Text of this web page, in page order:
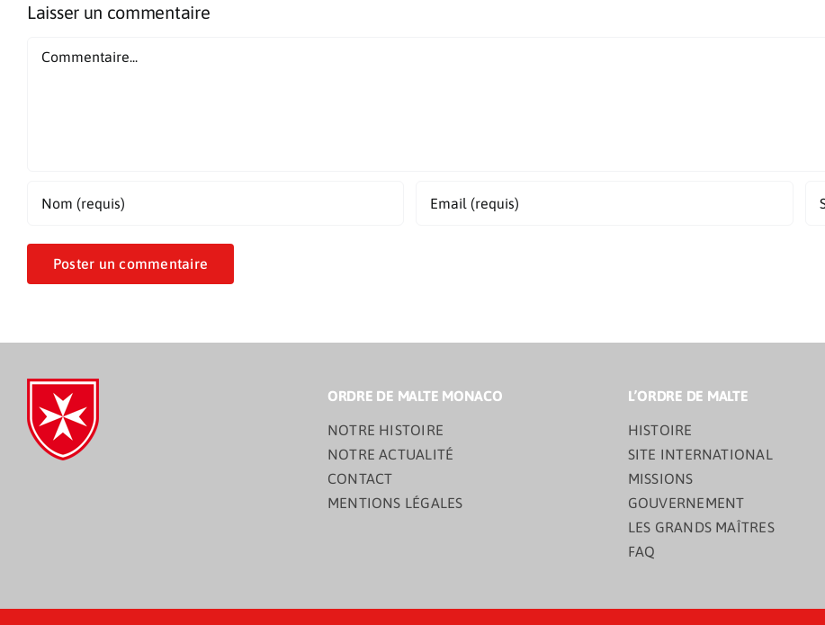
Laisser un commentaire
Commentaire
ORDRE DE MALTE MONACO
NOTRE HISTOIRE
NOTRE ACTUALITÉ
CONTACT
MENTIONS LÉGALES
L’ORDRE DE MALTE
HISTOIRE
SITE INTERNATIONAL
MISSIONS
GOUVERNEMENT
LES GRANDS MAÎTRES
FAQ